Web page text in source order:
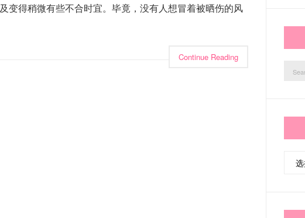
变得稍微有些不合时宜。毕竟，没有人想冒着被晒伤的风
Continue Reading